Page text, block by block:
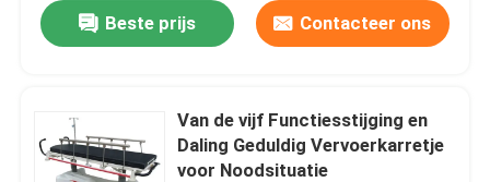
Huis
Over ons
Beste prijs Contacteer ons
Van de vijf Functiesstijging en
Daling Geduldig Vervoerkarretje
voor Noodsituatie